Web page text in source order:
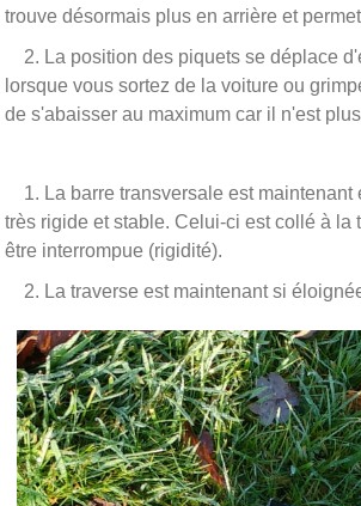
trouve désormais plus en arrière et
2. La position des piquets se déplace
lorsque vous sortez de la voiture ou
de s'abaisser au maximum car il n'est
1. La barre transversale est maintenant
très rigide et stable. Celui-ci est collé à
être interrompue (rigidité).
2. La traverse est maintenant si